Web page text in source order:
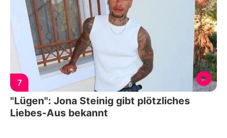
7
"Lügen": Jona Steinig gibt plötzliches
Liebes-Aus bekannt